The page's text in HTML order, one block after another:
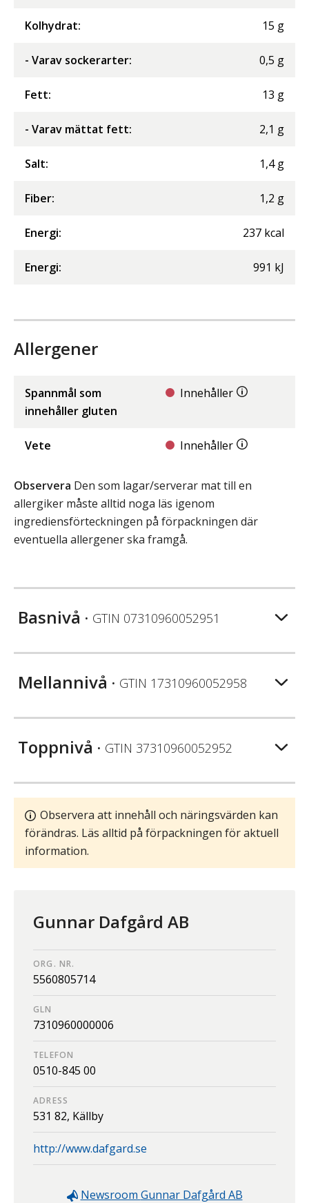
Kolhydrat: 15 g
- Varav sockerarter: 0,5 g
Fett: 13 g
- Varav mättat fett: 2,1 g
Salt: 1,4 g
Fiber: 1,2 g
Energi: 237 kcal
Energi: 991 kJ
Allergener
Spannmål som
innehåller gluten
Innehåller
Vete Innehåller
Observera Den som lagar/serverar mat till en
allergiker måste alltid noga läs igenom
ingrediensförteckningen på förpackningen där
eventuella allergener ska framgå.
Basnivå • GTIN 07310960052951
Mellannivå • GTIN 17310960052958
Toppnivå • GTIN 37310960052952
Observera att innehåll och näringsvärden kan
förändras. Läs alltid på förpackningen för aktuell
information.
Gunnar Dafgård AB
ORG. NR.
5560805714
GLN
7310960000006
TELEFON
0510-845 00
ADRESS
531 82, Källby
http://www.dafgard.se
Newsroom Gunnar Dafgård AB